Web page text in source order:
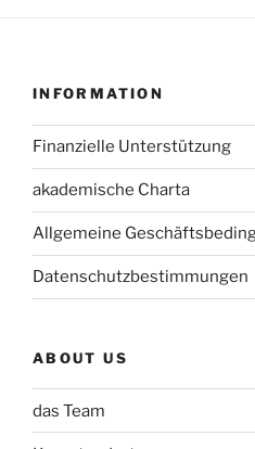
INFORMATION
Finanzielle Unterstützung
akademische Charta
Allgemeine
Datenschutzbestimmungen
ABOUT US
das Team